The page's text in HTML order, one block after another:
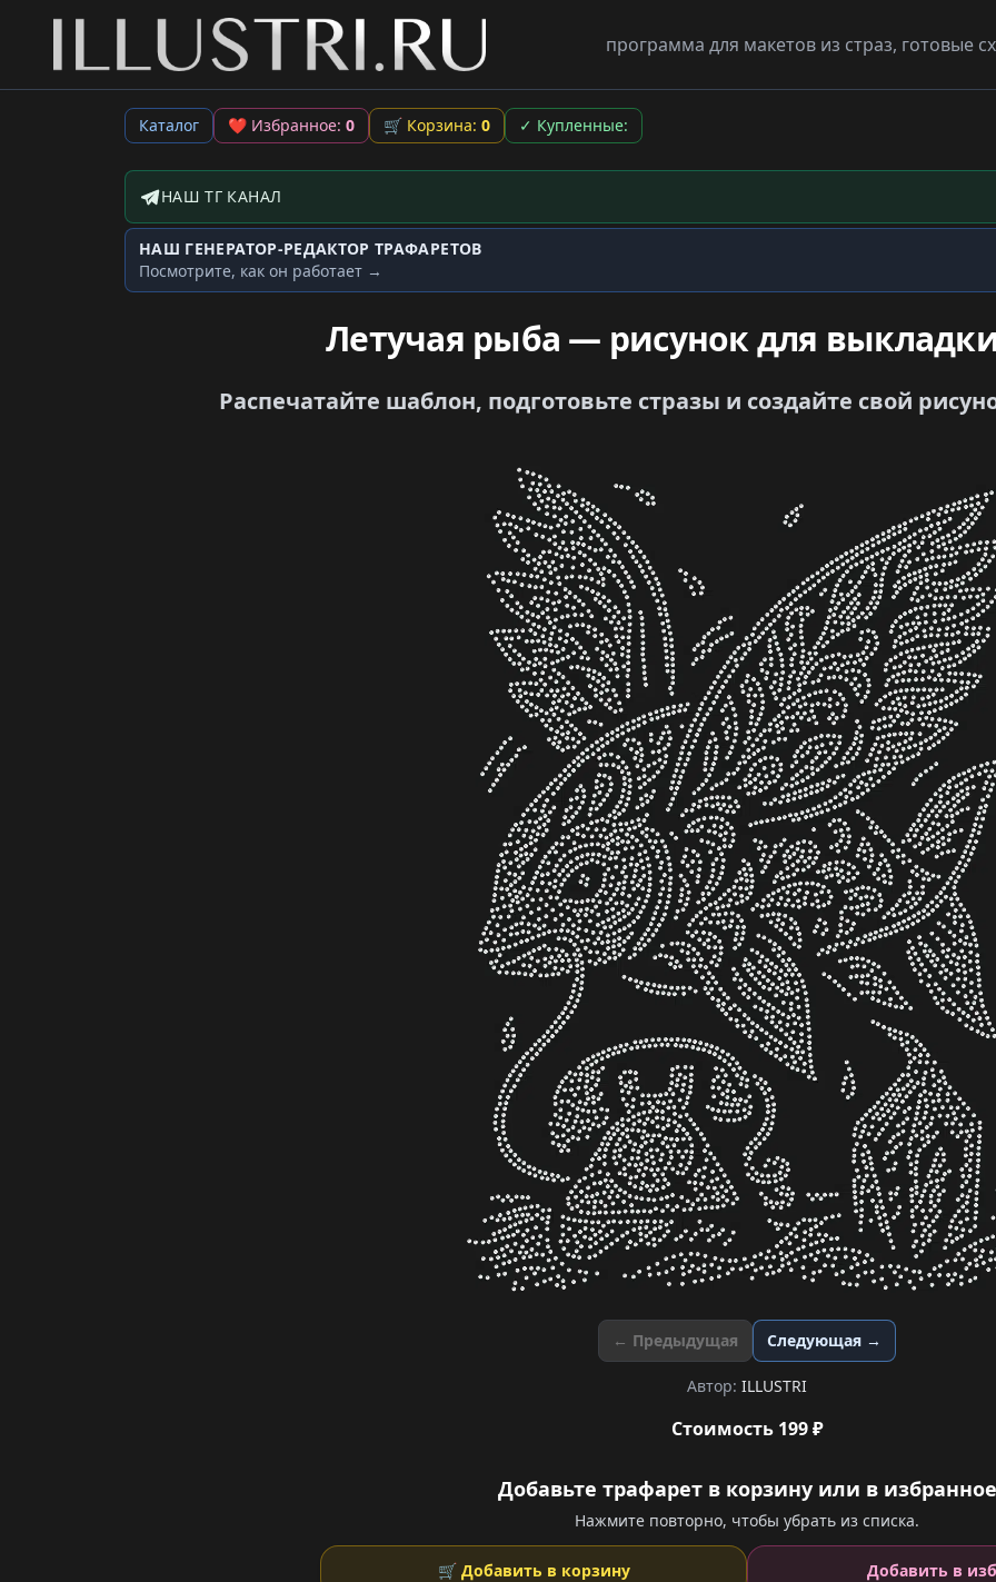
программа для макетов из страз, готовые
Каталог ❤ Избранное: 0 🛒 Корзина: 0 ✓ Купленные:
Telegram-канал
НАШ ТГ КАНАЛ
Генератор трафаретов
НАШ ГЕНЕРАТОР-РЕДАКТОР ТРАФАРЕТОВ
Посмотрите, как он работает →
Летучая рыба — рисунок для
Распечатайте шаблон, подготовьте стразы и создайте свой
← Предыдущая Следующая →
Автор: ILLUSTRI
Стоимость 199 ₽
Добавьте трафарет в корзину или в избранное
Нажмите повторно, чтобы убрать из списка.
🛒 Добавить в корзину Добавить в